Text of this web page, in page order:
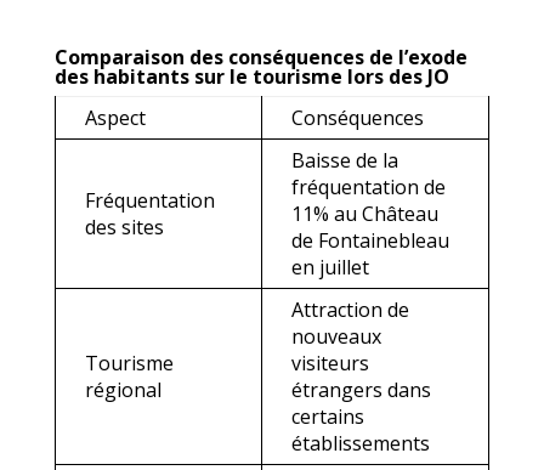
Comparaison des conséquences de l’exode
des habitants sur le tourisme lors des JO
Aspect
Conséquences
Fréquentation
des sites
Baisse de la
fréquentation de
11% au Château
de Fontainebleau
en juillet
Tourisme
régional
Attraction de
nouveaux
visiteurs
étrangers dans
certains
établissements